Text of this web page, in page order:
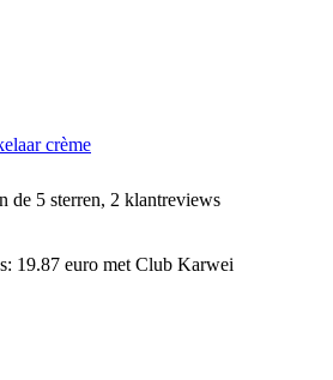
crème
de 5 sterren, 2 klantreviews
19.87 euro met Club Karwei